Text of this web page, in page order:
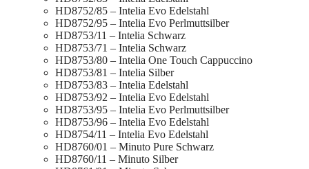
HD8752/85 – Intelia Evo Edelstahl
HD8752/95 – Intelia Evo Perlmuttsilber
HD8753/11 – Intelia Schwarz
HD8753/71 – Intelia Schwarz
HD8753/80 – Intelia One Touch Cappuccino
HD8753/81 – Intelia Silber
HD8753/83 – Intelia Edelstahl
HD8753/92 – Intelia Evo Edelstahl
HD8753/95 – Intelia Evo Perlmuttsilber
HD8753/96 – Intelia Evo Edelstahl
HD8754/11 – Intelia Evo Edelstahl
HD8760/01 – Minuto Pure Schwarz
HD8760/11 – Minuto Silber